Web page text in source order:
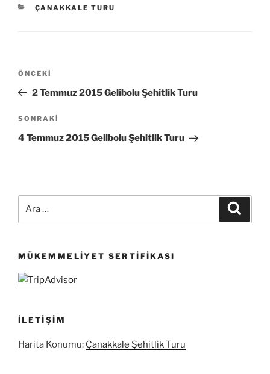
KATEGORILER
ÇANAKKALE TURU
Yazı
Önceki
Yazı
ÖNCEKI
2 Temmuz 2015 Gelibolu Şehitlik Turu
Sonraki
Yazı
SONRAKI
4 Temmuz 2015 Gelibolu Şehitlik Turu
MÜKEMMELIYET SERTIFIKASI
İLETIŞIM
Harita Konumu: Çanakkale Şehitlik Turu